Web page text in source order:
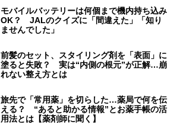
モバイルバッテリーは何個まで機内持ち込み
OK？ JALのクイズに「間違えた」「知り
ませんでした」
前髪のセット、スタイリング剤を「表面」に
塗ると失敗？ 実は“内側の根元”が正解…崩
れない整え方とは
旅先で「常用薬」を切らした…薬局で何を伝
える？ “あると助かる情報”とお薬手帳の活
用法とは【薬剤師に聞く】